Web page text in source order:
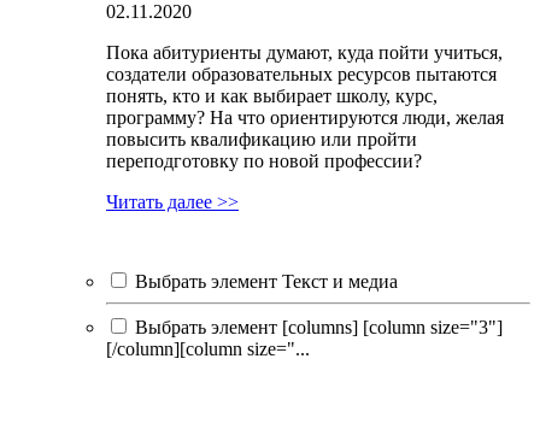
02.11.2020
Пока абитуриенты думают, куда пойти учиться,
создатели образовательных ресурсов пытаются
понять, кто и как выбирает школу, курс,
программу? На что ориентируются люди, желая
повысить квалификацию или пройти
переподготовку по новой профессии?
Читать далее >>
Выбрать элемент Текст и медиа
Выбрать элемент [columns] [column size="3"]
[/column][column size="...